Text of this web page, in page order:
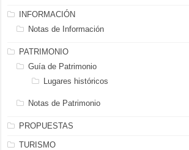
INFORMACIÓN
Notas de Información
PATRIMONIO
Guía de Patrimonio
Lugares históricos
Notas de Patrimonio
PROPUESTAS
TURISMO